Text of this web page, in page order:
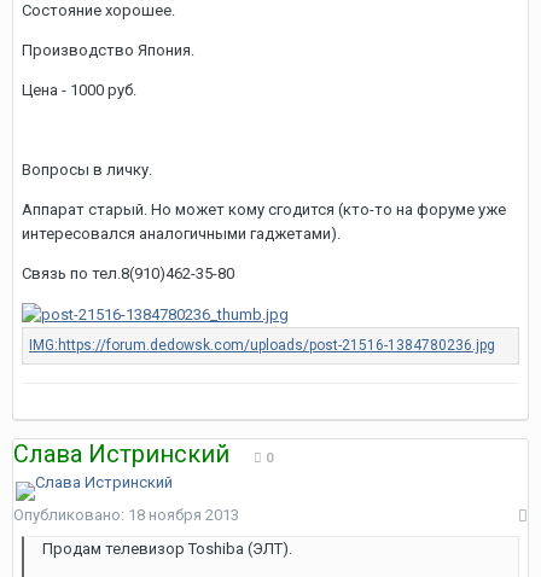
Состояние хорошее.
Производство Япония.
Цена - 1000 руб.
Вопросы в личку.
Аппарат старый. Но может кому сгодится (кто-то на форуме уже
интересовался аналогичными гаджетами).
Связь по тел.8(910)462-35-80
Слава Истринский 0
Опубликовано: 18 ноября 2013
Продам телевизор Toshiba (ЭЛТ).